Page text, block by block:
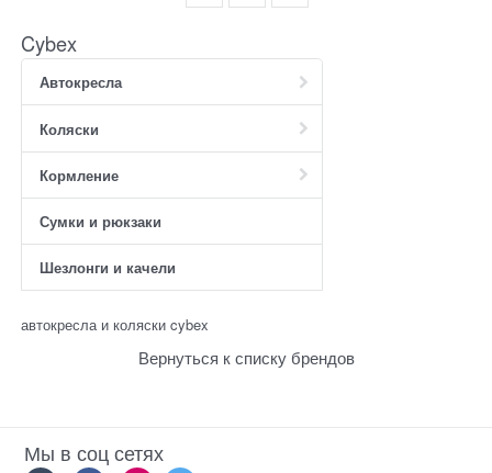
Cybex
Автокресла
Коляски
Кормление
Сумки и рюкзаки
Шезлонги и качели
автокресла и коляски cybex
Вернуться к списку брендов
Мы в соц сетях